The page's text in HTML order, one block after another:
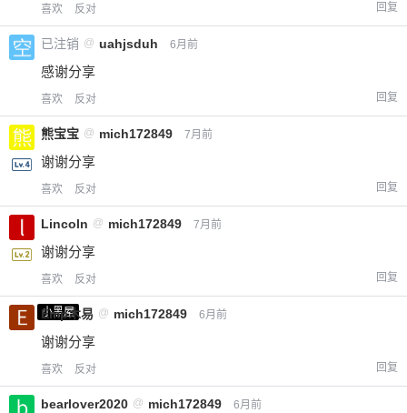
喜欢 反对 回复
已注销 @ uahjsduh 6月前
感谢分享
喜欢 反对 回复
熊宝宝 @ mich172849 7月前
谢谢分享
喜欢 反对 回复
Lincoln @ mich172849 7月前
谢谢分享
喜欢 反对 回复
小黑屋
Emp木易 @ mich172849 6月前
谢谢分享
喜欢 反对 回复
bearlover2020 @ mich172849 6月前